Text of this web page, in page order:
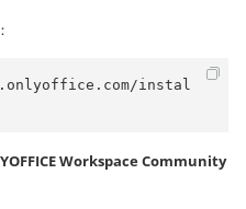
instal
Workspace Community